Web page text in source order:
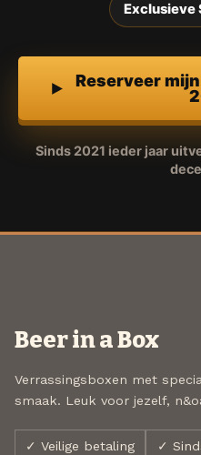
Exclusieve
Reserveer
Sinds 2021 ieder jaar
Beer in a Box
Verrassingsboxen met
smaak. Leuk voor jezelf,
✓ Veilige betaling ✓